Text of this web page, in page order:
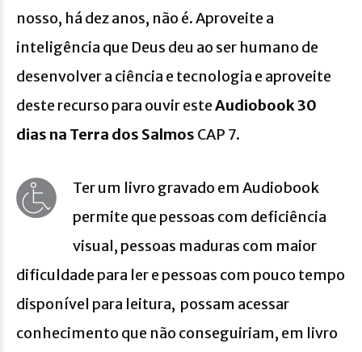
nosso, há dez anos, não é. Aproveite a
inteligência que Deus deu ao ser humano de
desenvolver a ciência e tecnologia e aproveite
deste recurso para ouvir esteAudiobook 30
dias na Terra dos Salmos CAP 7.
Ter um livro gravado em Audiobook
permite que pessoas com deficiência
visual, pessoas maduras com maior
dificuldade para ler e pessoas com pouco tempo
disponível para leitura, possam acessar
conhecimento que não conseguiriam, em livro